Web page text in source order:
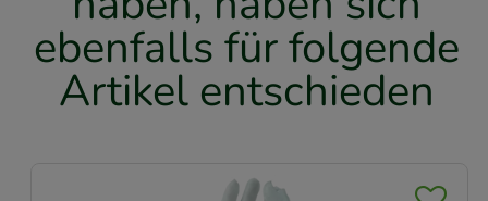
ebenfalls für folgende
Artikel entschieden